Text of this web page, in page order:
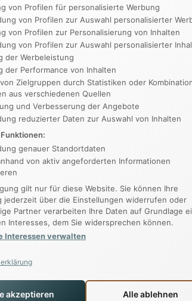
Uhr
Uhr
von Profilen für personalisierte Werbung
von Profilen zur Auswahl personalisierter
von Profilen zur Personalisierung von Inhalten
von Profilen zur Auswahl personalisierter
der Werbeleistung
der Performance von Inhalten
Zielgruppen durch Statistiken oder
aus verschiedenen Quellen
und Verbesserung der Angebote
reduzierter Daten zur Auswahl von Inhalten
genauer Standortdaten
von aktiv angeforderten Informationen
gilt nur für diese Website. Sie können Ihre
jederzeit über die Einstellungen widerrufen oder
Partner verarbeiten Ihre Daten auf Grundlage
Interesses, dem Sie widersprechen können.
Interessen verwalten
akzeptieren Alle ablehnen